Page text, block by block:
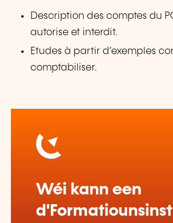
Description des comptes du
autorise et interdit.
Etudes à partir d’exemples
comptabiliser.
Wéi kann een